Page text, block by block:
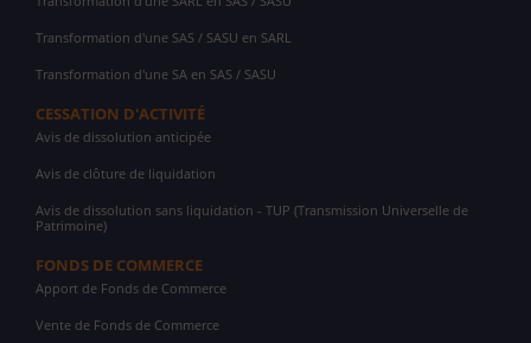
Transformation d'une SAS / SASU en SARL
Transformation d'une SA en SAS / SASU
CESSATION D'ACTIVITÉ
Avis de dissolution anticipée
Avis de clôture de liquidation
Avis de dissolution sans liquidation - TUP (Transmission Universelle de
Patrimoine)
FONDS DE COMMERCE
Apport de Fonds de Commerce
Vente de Fonds de Commerce